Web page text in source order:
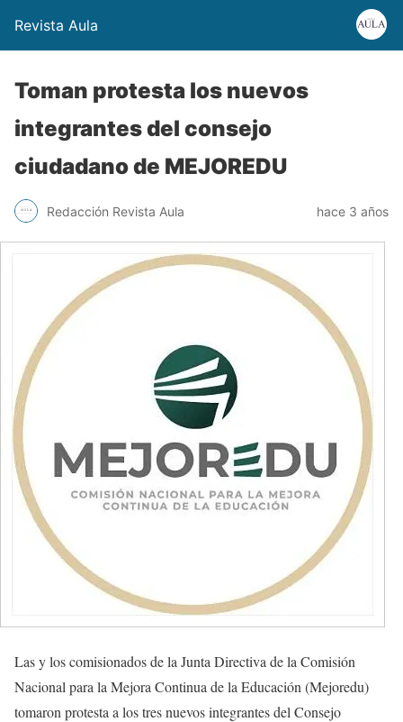
Revista Aula
Toman protesta los nuevos
integrantes del consejo
ciudadano de MEJOREDU
Redacción Revista Aula hace 3 años
Las y los comisionados de la Junta Directiva de la Comisión
Nacional para la Mejora Continua de la Educación (Mejoredu)
tomaron protesta a los tres nuevos integrantes del Consejo